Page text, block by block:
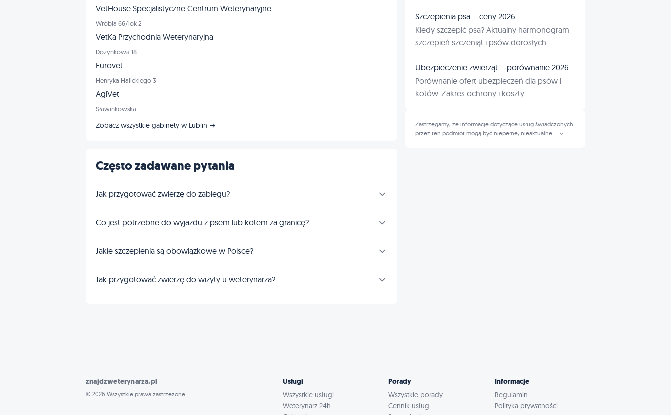
VetHouse Specjalistyczne Centrum Weterynaryjne
Wróbla 66/lok 2
VetKa Przychodnia Weterynaryjna
Dożynkowa 18
Eurovet
Henryka Halickiego 3
AgiVet
Sławinkowska
Zobacz wszystkie gabinety w Lublin →
Często zadawane pytania
Jak przygotować zwierzę do zabiegu?
Co jest potrzebne do wyjazdu z psem lub kotem za granicę?
Jakie szczepienia są obowiązkowe w Polsce?
Jak przygotować zwierzę do wizyty u weterynarza?
Szczepienia psa – ceny 2026
Kiedy szczepić psa? Aktualny harmonogram
szczepień szczeniąt i psów dorosłych.
Ubezpieczenie zwierząt – porównanie 2026
Porównanie ofert ubezpieczeń dla psów i
kotów. Zakres ochrony i koszty.
Zastrzegamy, że informacje dotyczące usług świadczonych
przez ten podmiot mogą być niepełne, nieaktualne...
znajdzweterynarza.pl
© 2026 Wszystkie prawa zastrzeżone
Usługi
Wszystkie usługi
Weterynarz 24h
Porady
Wszystkie porady
Cennik usług
Informacje
Regulamin
Polityka prywatności